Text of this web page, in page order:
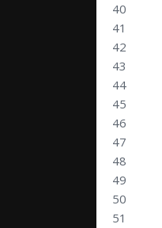
40
41
42
43
44
45
46
47
48
49
50
51